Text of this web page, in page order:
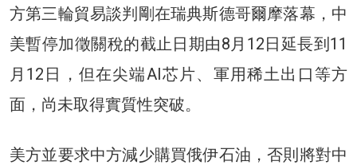
方第三輪貿易談判剛在瑞典斯德哥爾摩落幕，中
美暫停加徵關稅的截止日期由8月12日延長到11
月12日，但在尖端AI芯片、軍用稀土出口等方
面，尚未取得實質性突破。
美方並要求中方減少購買俄伊石油，否則將對中